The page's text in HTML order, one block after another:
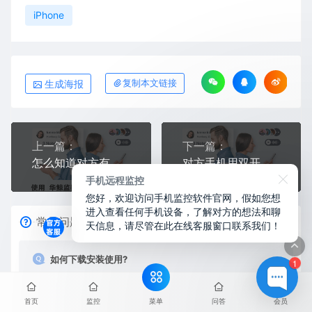
iPhone
生成海报 复制本文链接
上一篇：
怎么知道对方有没有删聊天记录？云端有备份，他删了你照样看
下一篇：
对方手机用双开微信分身能监控吗？能！主号小号一起监控
常见问题
如何下载安装使用?
开通会员后在平台内下载使用华鲸监控APP，请查看会员
首页 监控 菜单 问答 会员
1
手机远程监控
您好，欢迎访问手机监控软件官网，假如您想
进入查看任何手机设备，了解对方的想法和聊
天信息，请尽管在此在线客服窗口联系我们！